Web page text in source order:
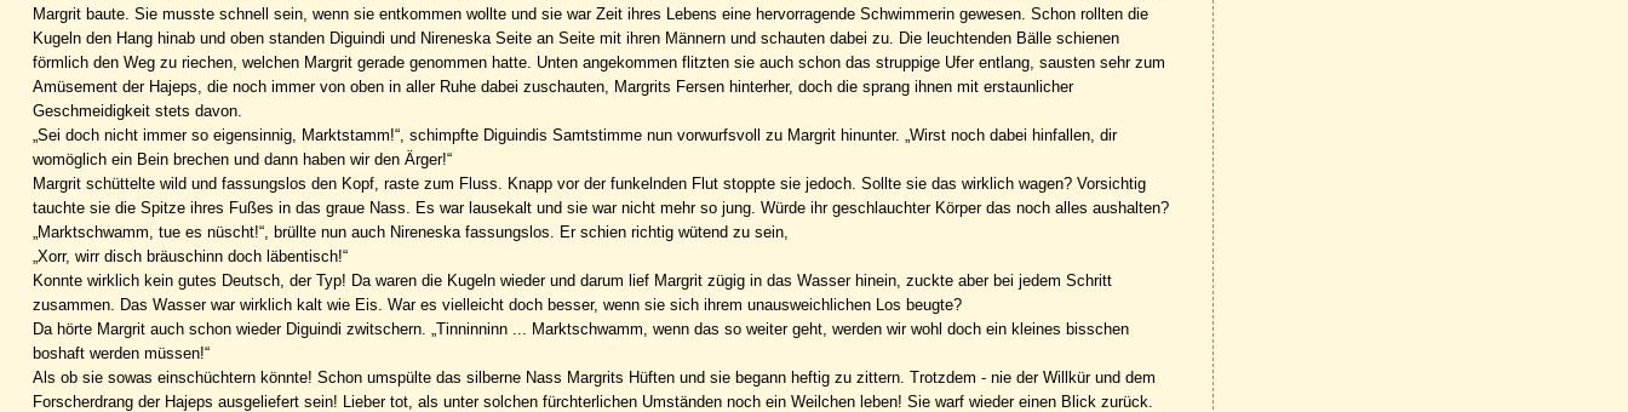
Margrit baute. Sie musste schnell sein, wenn sie entkommen wollte und sie war Zeit ihres Lebens eine hervorragende Schwimmerin gewesen. Schon rollten die
Kugeln den Hang hinab und oben standen Diguindi und Nireneska Seite an Seite mit ihren Männern und schauten dabei zu. Die leuchtenden Bälle schienen
förmlich den Weg zu riechen, welchen Margrit gerade genommen hatte. Unten angekommen flitzten sie auch schon das struppige Ufer entlang, sausten sehr zum
Amüsement der Hajeps, die noch immer von oben in aller Ruhe dabei zuschauten, Margrits Fersen hinterher, doch die sprang ihnen mit erstaunlicher
Geschmeidigkeit stets davon.
„Sei doch nicht immer so eigensinnig, Marktstamm!“, schimpfte Diguindis Samtstimme nun vorwurfsvoll zu Margrit hinunter. „Wirst noch dabei hinfallen, dir
womöglich ein Bein brechen und dann haben wir den Ärger!“
Margrit schüttelte wild und fassungslos den Kopf, raste zum Fluss. Knapp vor der funkelnden Flut stoppte sie jedoch. Sollte sie das wirklich wagen? Vorsichtig
tauchte sie die Spitze ihres Fußes in das graue Nass. Es war lausekalt und sie war nicht mehr so jung. Würde ihr geschlauchter Körper das noch alles aushalten?
„Marktschwamm, tue es nüscht!“, brüllte nun auch Nireneska fassungslos. Er schien richtig wütend zu sein,
„Xorr, wirr disch bräuschinn doch läbentisch!“
Konnte wirklich kein gutes Deutsch, der Typ! Da waren die Kugeln wieder und darum lief Margrit zügig in das Wasser hinein, zuckte aber bei jedem Schritt
zusammen. Das Wasser war wirklich kalt wie Eis. War es vielleicht doch besser, wenn sie sich ihrem unausweichlichen Los beugte?
Da hörte Margrit auch schon wieder Diguindi zwitschern. „Tinninninn ... Marktschwamm, wenn das so weiter geht, werden wir wohl doch ein kleines bisschen
boshaft werden müssen!“
Als ob sie sowas einschüchtern könnte! Schon umspülte das silberne Nass Margrits Hüften und sie begann heftig zu zittern. Trotzdem - nie der Willkür und dem
Forscherdrang der Hajeps ausgeliefert sein! Lieber tot, als unter solchen fürchterlichen Umständen noch ein Weilchen leben! Sie warf wieder einen Blick zurück.